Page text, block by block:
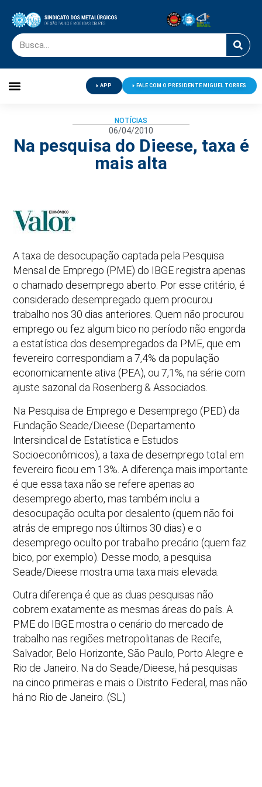
APP FALE COM O PRESIDENTE MIGUEL TORRES
NOTÍCIAS
06/04/2010
Na pesquisa do Dieese, taxa é
mais alta
A taxa de desocupação captada pela Pesquisa
Mensal de Emprego (PME) do IBGE registra apenas
o chamado desemprego aberto. Por esse critério, é
considerado desempregado quem procurou
trabalho nos 30 dias anteriores. Quem não procurou
emprego ou fez algum bico no período não engorda
a estatística dos desempregados da PME, que em
fevereiro correspondiam a 7,4% da população
economicamente ativa (PEA), ou 7,1%, na série com
ajuste sazonal da Rosenberg & Associados.
Na Pesquisa de Emprego e Desemprego (PED) da
Fundação Seade/Dieese (Departamento
Intersindical de Estatística e Estudos
Socioeconômicos), a taxa de desemprego total em
fevereiro ficou em 13%. A diferença mais importante
é que essa taxa não se refere apenas ao
desemprego aberto, mas também inclui a
desocupação oculta por desalento (quem não foi
atrás de emprego nos últimos 30 dias) e o
desemprego oculto por trabalho precário (quem faz
bico, por exemplo). Desse modo, a pesquisa
Seade/Dieese mostra uma taxa mais elevada.
Outra diferença é que as duas pesquisas não
cobrem exatamente as mesmas áreas do país. A
PME do IBGE mostra o cenário do mercado de
trabalho nas regiões metropolitanas de Recife,
Salvador, Belo Horizonte, São Paulo, Porto Alegre e
Rio de Janeiro. Na do Seade/Dieese, há pesquisas
na cinco primeiras e mais o Distrito Federal, mas não
há no Rio de Janeiro. (SL)